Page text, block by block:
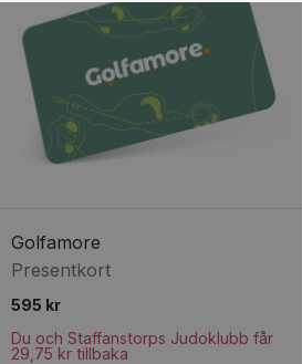
Golfamore
Presentkort
595 kr
Du och Staffanstorps Judoklubb får
29,75 kr tillbaka